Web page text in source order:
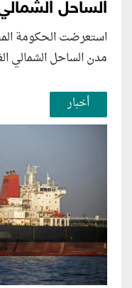
الساحل
استعرضت الحكومة
مدن الساحل الشمالي
أخبار